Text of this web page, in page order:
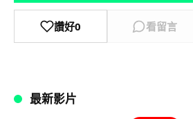
讚好0 看留言
最新影片